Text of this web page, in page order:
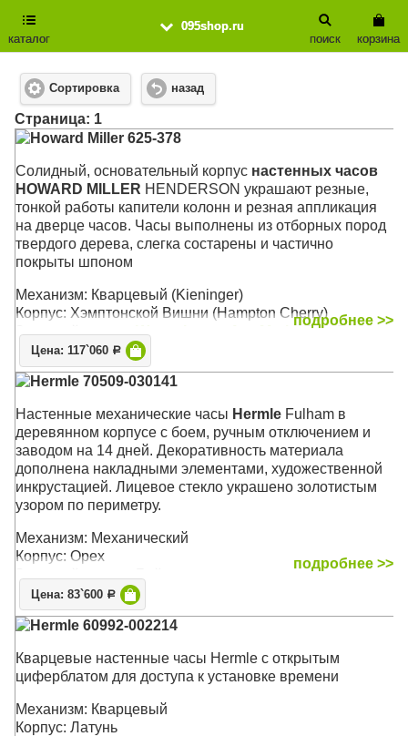
095shop.ru
каталог
корзина
поиск
Сортировка назад
Cтраница: 1
Howard Miller 625-378
Cолидный, основательный корпус настенных часов
HOWARD MILLER HENDERSON украшают резные,
тонкой работы капители колонн и резная аппликация
на дверце часов. Часы выполнены из отборных пород
твердого дерева, слегка состарены и частично
покрыты шпоном
Механизм: Кварцевый (Kieninger)
Корпус: Хэмптонской Вишни (Hampton Cherry)
Звуковой сигнал:Westminster
, Бим-Бом
Размер: 64 x 35 х 13 см
подробнее >>
Цена: 117`060 Р
Hermle 70509-030141
Настенные механические часы Hermle Fulham в
деревянном корпусе с боем, ручным отключением и
заводом на 14 дней. Декоративность материала
дополнена накладными элементами, художественной
инкрустацией. Лицевое стекло украшено золотистым
узором по периметру.
Механизм: Механический
Корпус: Орех
Размер: 68 х 29 х 14,5 см
подробнее >>
Цена: 83`600 Р
Hermle 60992-002214
Кварцевые настенные часы Hermle с открытым
циферблатом для доступа к установке времени
Механизм: Кварцевый
Корпус: Латунь